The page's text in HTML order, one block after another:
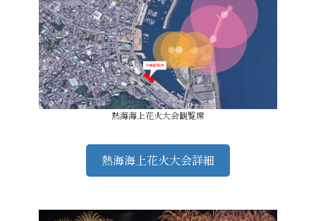
熱海海上花火大会観覧席
熱海海上花火大会詳細